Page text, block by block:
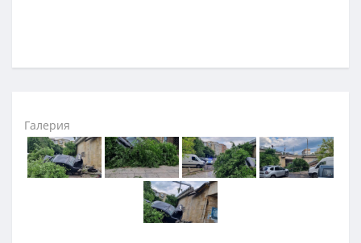
Галерия